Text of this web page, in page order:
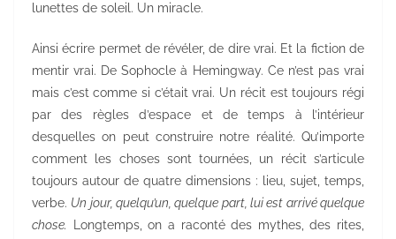
lunettes de soleil. Un miracle.
Ainsi écrire permet de révéler, de dire vrai. Et la fiction de
mentir vrai. De Sophocle à Hemingway. Ce n’est pas vrai
mais c’est comme si c’était vrai. Un récit est toujours régi
par des règles d’espace et de temps à l’intérieur
desquelles on peut construire notre réalité. Qu’importe
comment les choses sont tournées, un récit s’articule
toujours autour de quatre dimensions : lieu, sujet, temps,
verbe. Un jour, quelqu’un, quelque part, lui est arrivé quelque
chose.
Longtemps, on a raconté des mythes, des rites,